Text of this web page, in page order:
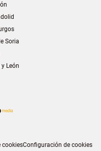
Soria
León
cookiesConfiguración de cookies